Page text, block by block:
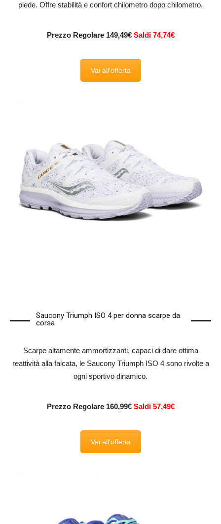
piede. Offre stabilità e confort chilometro dopo chilometro.
Prezzo Regolare 149,49€ Saldi 74,74€
Vai all'offerta
Saucony Triumph ISO 4 per donna scarpe da
corsa
Scarpe altamente ammortizzanti, capaci di dare ottima
reattività alla falcata, le Saucony Triumph ISO 4 sono rivolte a
ogni sportivo dinamico.
Prezzo Regolare 160,99€ Saldi 57,49€
Vai all'offerta